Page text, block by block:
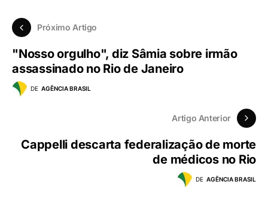
Próximo Artigo
"Nosso orgulho", diz Sâmia sobre irmão
assassinado no Rio de Janeiro
DE AGÊNCIA BRASIL
Artigo Anterior
Cappelli descarta federalização de morte
de médicos no Rio
DE AGÊNCIA BRASIL